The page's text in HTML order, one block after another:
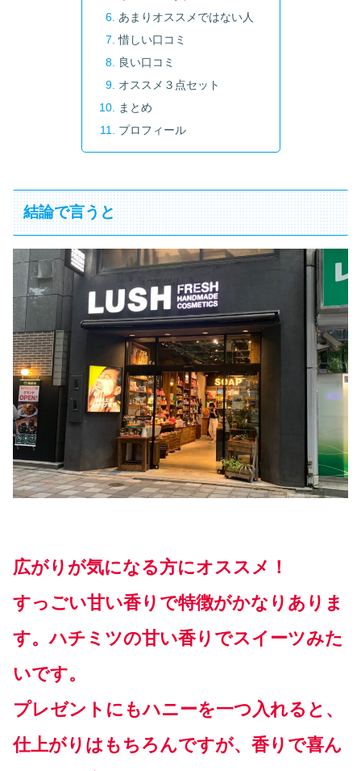
あまりオススメではない人
惜しい口コミ
良い口コミ
オススメ３点セット
まとめ
プロフィール
結論で言うと
広がりが気になる方にオススメ！
すっごい甘い香りで特徴がかなりありま
す。ハチミツの甘い香りでスイーツみた
いです。
プレゼントにもハニーを一つ入れると、
仕上がりはもちろんですが、香りで喜ん